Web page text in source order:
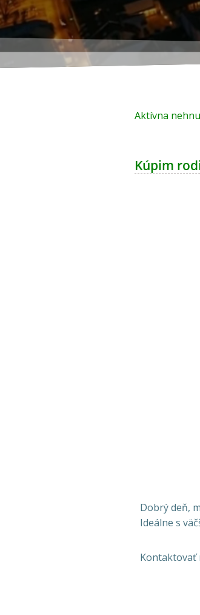
Aktívna
Kúpim
Dobrý deň,
Ideálne s
Kontaktovať